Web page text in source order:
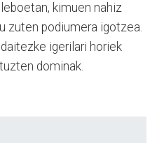
kimuen nahiz
zuten podiumera igotzea.
igerilari horiek
dominak.